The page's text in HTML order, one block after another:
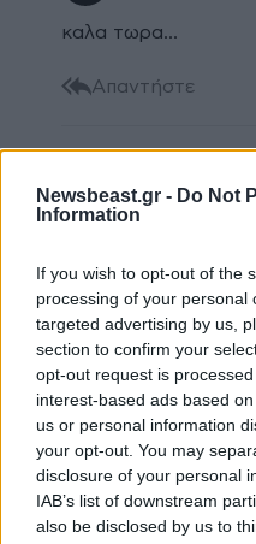
Newsbeast.gr - Do Not
Information
If you wish to opt-out of the
processing of your personal
targeted advertising by us,
section to confirm your
opt-out request is
interest-based ads based
us or personal information
your opt-out. You may
disclosure of your personal
IAB’s list of downstream
also be disclosed by us to
καλα τωρα...
Απαντήστε
TRENDING